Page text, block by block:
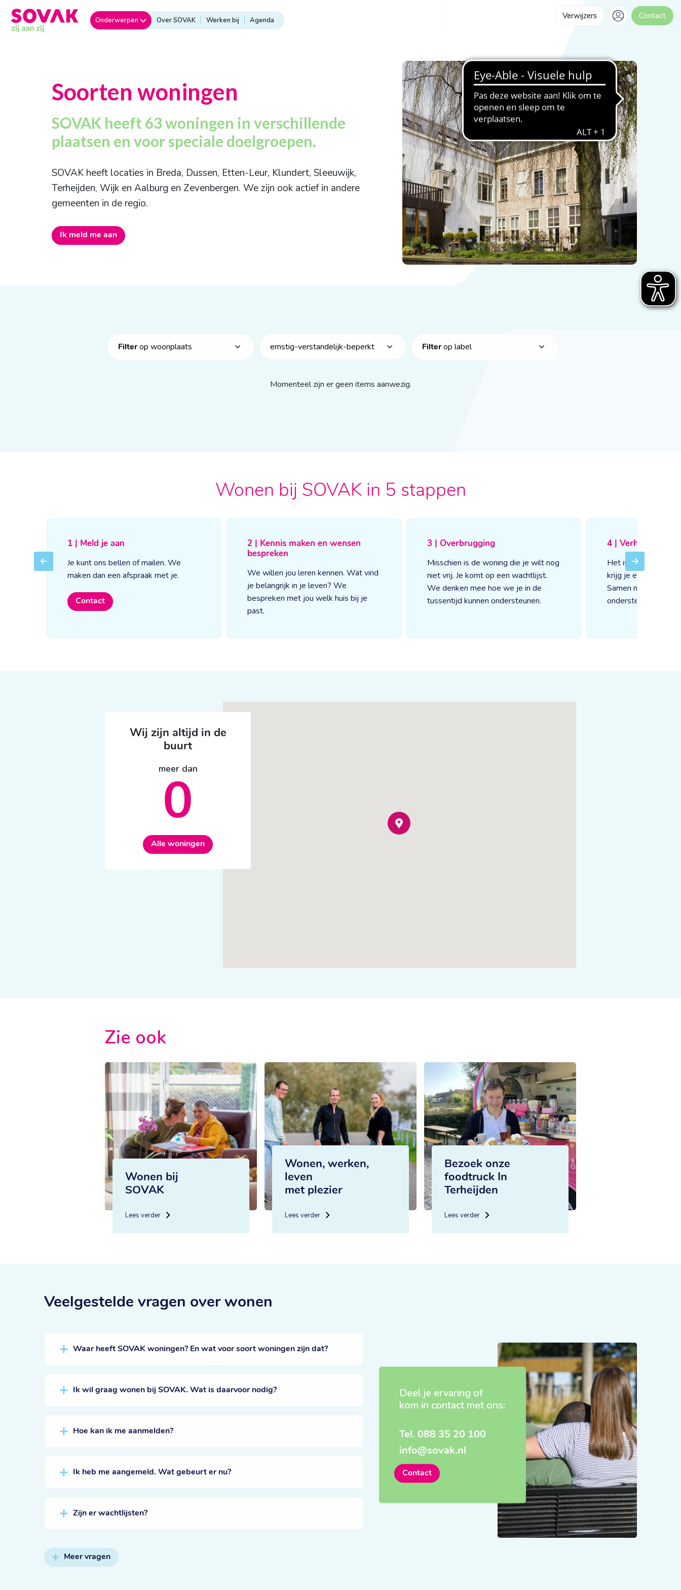
Onderwerpen Over SOVAK Werken bij Agenda Verwijzers Contact
Soorten woningen
SOVAK heeft 63 woningen in verschillende
plaatsen en voor speciale doelgroepen.
SOVAK heeft locaties in Breda, Dussen, Etten-Leur, Klundert, Sleeuwijk,
Terheijden, Wijk en Aalburg en Zevenbergen. We zijn ook actief in andere
gemeenten in de regio.
Ik meld me aan
Filterop woonplaats ernstig-verstandelijk-beperkt Filterop label
Momenteel zijn er geen items aanwezig.
Wonen bij SOVAK in 5 stappen
Previous
1 | Meld je aan
Je kunt ons bellen of mailen. We
maken dan een afspraak met je.
Contact
2 | Kennis maken en wensen
bespreken
We willen jou leren kennen. Wat vind
je belangrijk in je leven? We
bespreken met jou welk huis bij je
past.
3 | Overbrugging
Misschien is de woning die je wilt nog
niet vrij. Je komt op een wachtlijst.
We denken mee hoe we je in de
tussentijd kunnen ondersteunen.
4 | Verhuizen
Het is zover! Als je
krijg je een
Samen maken jullie
ondersteuning.
Next
Wij zijn altijd in de
buurt
meer dan
0
Alle woningen
Zie ook
Wonen bij
SOVAK
Lees verder
Wonen, werken,
leven
met plezier
Lees verder
Bezoek onze
foodtruck In
Terheijden
Lees verder
Veelgestelde vragen over wonen
Waar heeft SOVAK woningen? En wat voor soort woningen zijn dat?
Ik wil graag wonen bij SOVAK. Wat is daarvoor nodig?
Hoe kan ik me aanmelden?
Ik heb me aangemeld. Wat gebeurt er nu?
Zijn er wachtlijsten?
Deel je ervaring of
kom in contact met ons:
Tel. 088 35 20 100
info@sovak.nl
Contact
Meer vragen